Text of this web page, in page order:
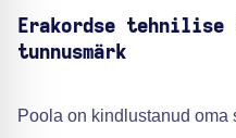
Erakordse
tunnusmärk
Poola on kindlustanud oma